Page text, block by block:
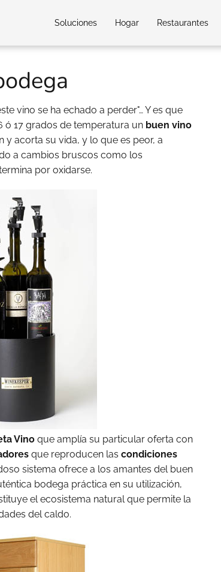
Soluciones Hogar Restaurantes
vino se ha echado a perder"… Y es que
ó 17 grados de temperatura un buen vino
acorta su vida, y lo que es peor, a
a cambios bruscos como los
por oxidarse.
Vino que amplía su particular oferta con
que reproducen las condiciones
sistema ofrece a los amantes del buen
bodega práctica en su utilización,
el ecosistema natural que permite la
del caldo.